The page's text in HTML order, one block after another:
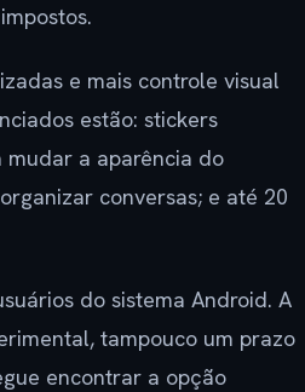
e mais controle visual
estão: stickers
mudar a aparência do
conversas; e até 20
do sistema Android. A
tampouco um prazo
encontrar a opção